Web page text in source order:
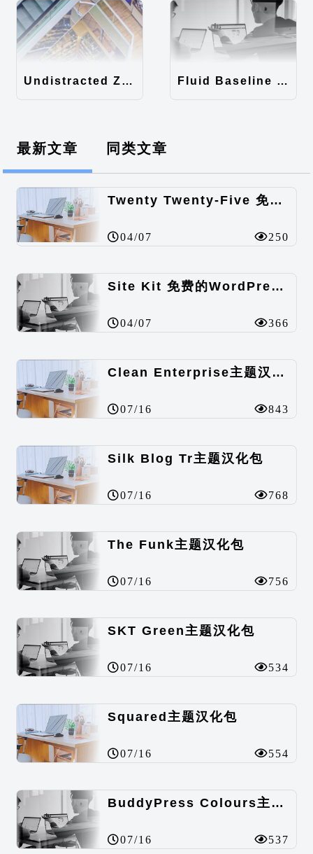
Undistracted Zen主题汉化包 Fluid Baseline Grid主题汉化包
最新文章 同类文章
Twenty Twenty-Five 免费的WordPress内容主题
04/07 250
Site Kit 免费的WordPress数据统计插件
04/07 366
Clean Enterprise主题汉化包
07/16 843
Silk Blog Tr主题汉化包
07/16 768
The Funk主题汉化包
07/16 756
SKT Green主题汉化包
07/16 534
Squared主题汉化包
07/16 554
BuddyPress Colours主题汉化包
07/16 537